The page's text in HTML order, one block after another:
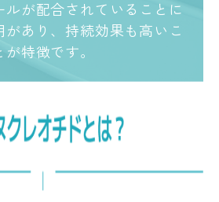
が配合されていることに
があり、持続効果も高いこ
が特徴です。